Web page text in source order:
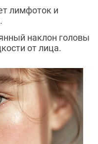
лимфоток и
наклон головы
от лица.